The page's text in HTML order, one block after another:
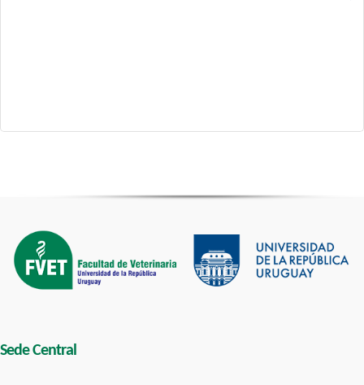
Sede Central